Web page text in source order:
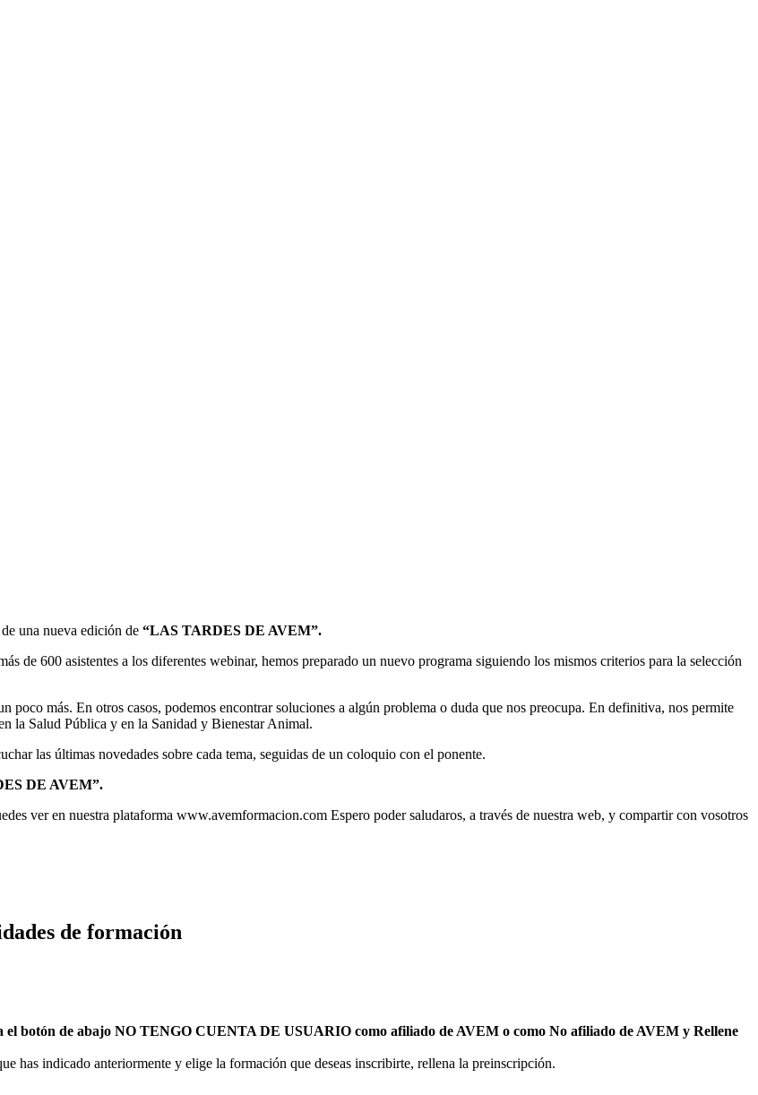
una nueva edición de “LAS TARDES DE AVEM”.
de 600 asistentes a los diferentes webinar, hemos preparado un nuevo programa siguiendo los mismos criterios para la selección
poco más. En otros casos, podemos encontrar soluciones a algún problema o duda que nos preocupa. En definitiva, nos permite
la Salud Pública y en la Sanidad y Bienestar Animal.
las últimas novedades sobre cada tema, seguidas de un coloquio con el ponente.
DE AVEM”.
ver en nuestra plataforma www.avemformacion.com Espero poder saludaros, a través de nuestra web, y compartir con vosotros
de formación
el botón de abajo NO TENGO CUENTA DE USUARIO como afiliado de AVEM o como No afiliado de AVEM y Rellene
has indicado anteriormente y elige la formación que deseas inscribirte, rellena la preinscripción.